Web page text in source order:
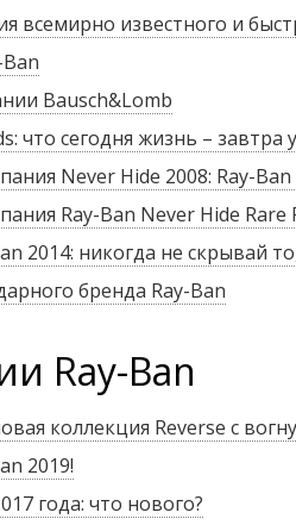
всемирно известного и
Bausch&Lomb
что сегодня жизнь – завтра
Never Hide 2008: Ray-
Ray-Ban Never Hide
2014: никогда не скрывай
бренда Ray-Ban
Ray-Ban
коллекция Reverse с
2019!
года: что нового?